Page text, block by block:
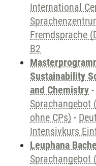
International
Fremdsprache
B2
Sustainability
and Chemistry -
Sprachangebot
ohne CPs) -
Intensivkurs
Leuphana
Sprachangebot